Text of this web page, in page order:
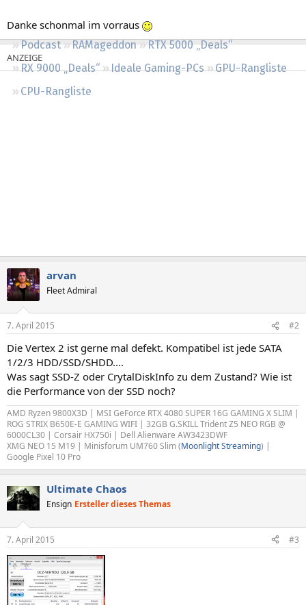
Podcast RAMageddon
RTX 5000 „Deals“
RX 9000 „Deals“
Ideale Gaming-PCs
GPU-Rangliste
CPU-Rangliste
Danke schonmal im vorraus
arvan
Fleet Admiral
7. April 2015 #2
Die Vertex 2 ist gerne mal defekt. Kompatibel ist jede SATA
1/2/3 HDD/SSD/SHDD....
Was sagt SSD-Z oder CrytalDiskInfo zu dem Zustand? Wie ist
die Performance von der SSD noch?
AMD Ryzen 9800X3D | MSI GeForce RTX 4080 SUPER 16G GAMING X SLIM |
ROG STRIX B650E-E GAMING WIFI | 32GB G.SKILL Trident Z5 NEO RGB @
6000CL30 | Corsair HX750i | Dell Alienware AW3423DWF
XMG NEO 15 M19 | Minisforum UM760 Slim (Moonlight Streaming) |
Google Pixel 10 Pro
Ultimate Chaos
Ensign Ersteller dieses Themas
7. April 2015 #3